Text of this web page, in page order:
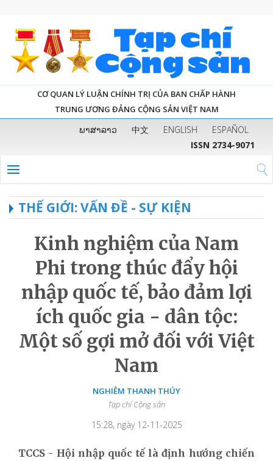
CƠ QUAN LÝ LUẬN CHÍNH TRỊ CỦA BAN CHẤP HÀNH
TRUNG ƯƠNG ĐẢNG CỘNG SẢN VIỆT NAM
ພາສາລາວ 中文 ENGLISH
ESPAÑOL
ISSN 2734-9071
THẾ GIỚI: VẤN ĐỀ - SỰ KIỆN
Kinh nghiệm của Nam
Phi trong thúc đẩy hội
nhập quốc tế, bảo đảm lợi
ích quốc gia - dân tộc:
Một số gợi mở đối với Việt
Nam
NGHIÊM THANH THÚY
Tạp chí Cộng sản
15:28, ngày 12-11-2025
TCCS - Hội nhập quốc tế là định hướng chiến